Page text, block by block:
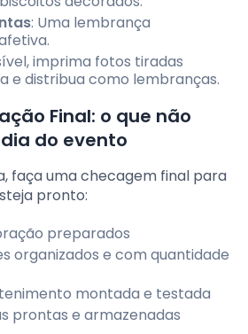
: Uma lembrança
imprima fotos tiradas
e distribua como lembranças.
Final: o que não
do evento
faça uma checagem final para
pronto:
preparados
organizados e com quantidade
montada e testada
prontas e armazenadas